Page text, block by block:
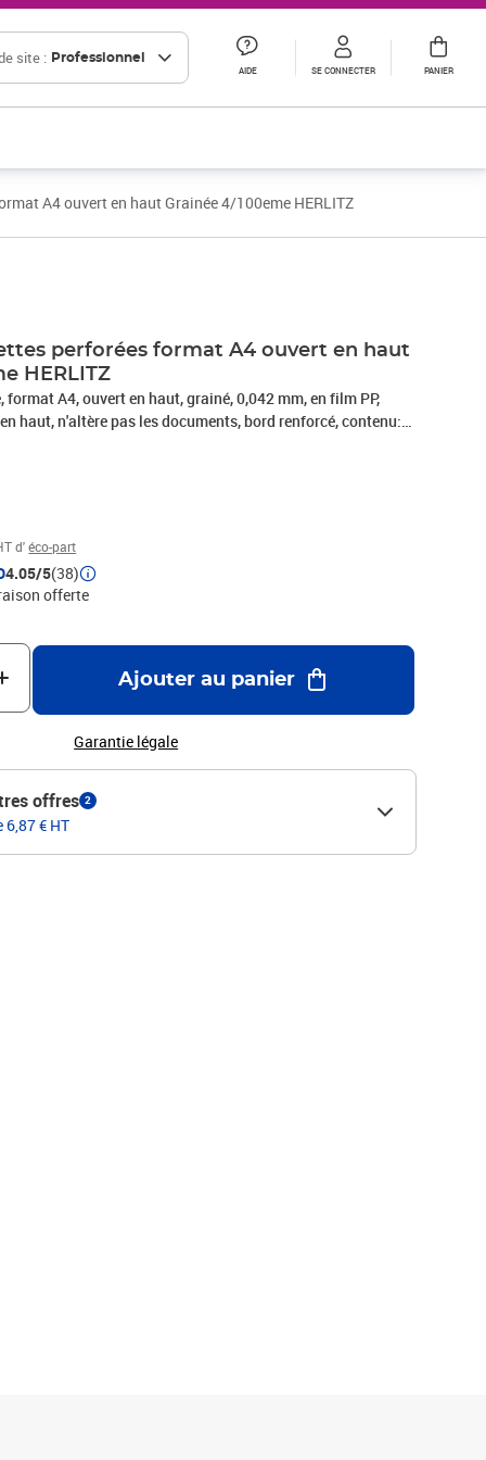
site : Professionnel
AIDE SE CONNECTER PANIER
A4 ouvert en haut Grainée 4/100eme HERLITZ
perforées format A4 ouvert en haut
HERLITZ
A4, ouvert en haut, grainé, 0,042 mm, en film PP,
haut, n'altère pas les documents, bord renforcé, contenu:
d'éco-part
4.05/5(38)
offerte
Ajouter au panier
Garantie légale
offres 2
6,87 € HT